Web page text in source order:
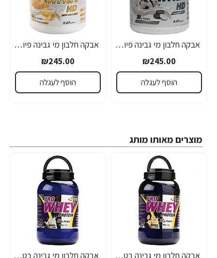
אבקה חלבון מי גבינה פיור ווי HD בטעם קרם עוגיות בד"ץ משקל 2.3 ק"ג - מבית PowerTech Nutrition
₪245.00
הוסף לעגלה
אבקה חלבון מי גבינה פיור ווי HD בטעם בננה בד"ץ משקל 2.3 ק"ג - מבית PowerTech Nutrition
₪245.00
הוסף לעגלה
מוצרים מאותו מותג
אבקה חלבון מי גבינה בטעם בננה פאוורטק בד"ץ 700 גרם - מבית PowerTech Nutrition אבקה חלבון מי גבינה בטעם וניל פאוורטק בד"ץ 700 גרם - מבית PowerTech Nutrition